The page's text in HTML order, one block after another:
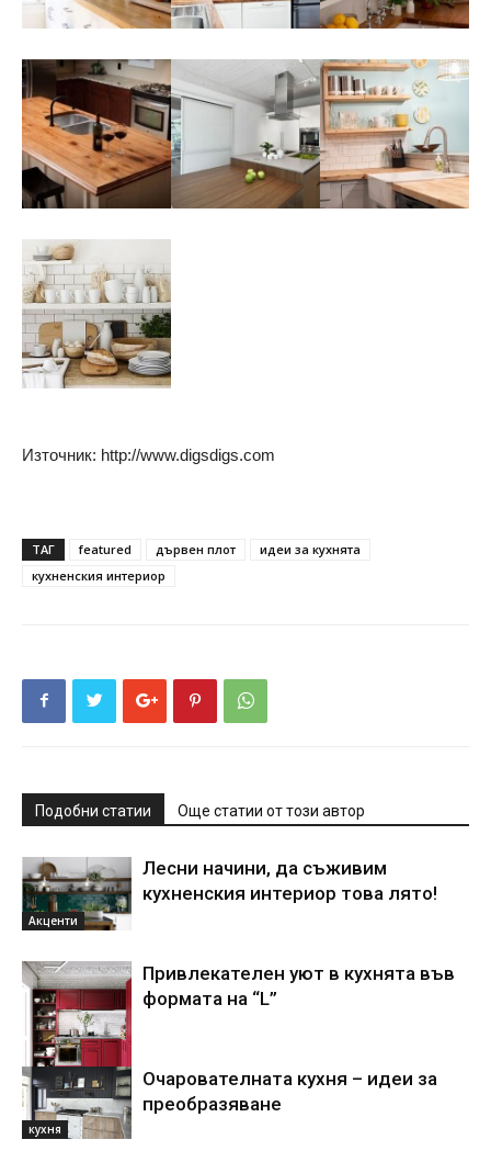
Източник: http://www.digsdigs.com
ТАГ featured дървен плот
идеи за кухнята
кухненския интериор
Подобни статии Още статии от този автор
Акценти
Лесни начини, да съживим
кухненския интериор това лято!
Интериор
Привлекателен уют в кухнята във
формата на “L”
кухня
Очарователната кухня – идеи за
преобразяване